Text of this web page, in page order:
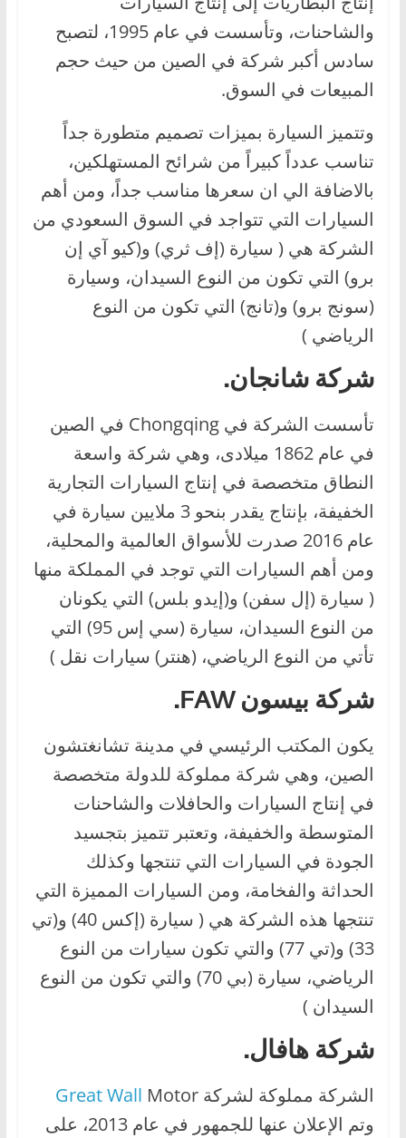
والشاحنات، وتأسست في عام 1995، لتصبح
سادس أكبر شركة في الصين من حيث حجم
المبيعات في السوق.
وتتميز السيارة بميزات تصميم متطورة جداً
تناسب عدداً كبيراً من شرائح المستهلكين،
بالاضافة الي ان سعرها مناسب جداً، ومن أهم
السيارات التي تتواجد في السوق السعودي من
الشركة هي ( سيارة (إف ثري) و(كيو آي إن
برو) التي تكون من النوع السيدان، وسيارة
(سونج برو) و(تانج) التي تكون من النوع
الرياضي )
شركة شانجان.
تأسست الشركة في Chongqing في الصين
في عام 1862 ميلادى، وهي شركة واسعة
النطاق متخصصة في إنتاج السيارات التجارية
الخفيفة، بإنتاج يقدر بنحو 3 ملايين سيارة في
عام 2016 صدرت للأسواق العالمية والمحلية،
ومن أهم السيارات التي توجد في المملكة منها
( سيارة (إل سفن) و(إيدو بلس) التي يكونان
من النوع السيدان، سيارة (سي إس 95) التي
تأتي من النوع الرياضي، (هنتر) سيارات نقل )
شركة بيسون FAW.
يكون المكتب الرئيسي في مدينة تشانغتشون
الصين، وهي شركة مملوكة للدولة متخصصة
في إنتاج السيارات والحافلات والشاحنات
المتوسطة والخفيفة، وتعتبر تتميز بتجسيد
الجودة في السيارات التي تنتجها وكذلك
الحداثة والفخامة، ومن السيارات المميزة التي
تنتجها هذه الشركة هي ( سيارة (إكس 40) و(تي
33) و(تي 77) والتي تكون سيارات من النوع
الرياضي، سيارة (بي 70) والتي تكون من النوع
السيدان )
شركة هافال.
الشركة مملوكة لشركة Great Wall Motor
وتم الإعلان عنها للجمهور في عام 2013، على